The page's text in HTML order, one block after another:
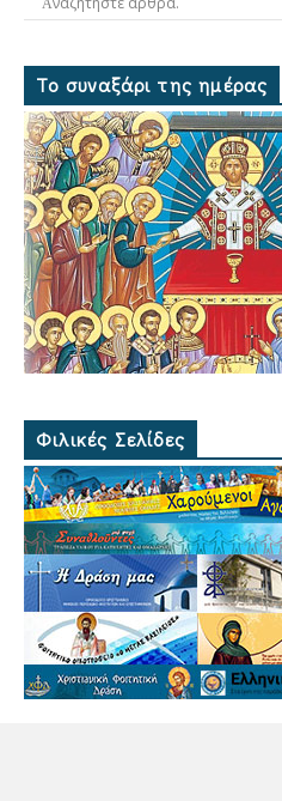
Το συναξάρι της ημέρας
Φιλικές Σελίδες